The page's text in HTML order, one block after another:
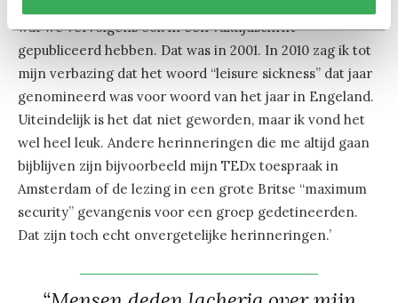
Een masterstudent heeft daar onderzoek naar gedaan,
wat we vervolgens ook in een vaktijdschrift
gepubliceerd hebben. Dat was in 2001. In 2010 zag ik tot
mijn verbazing dat het woord “leisure sickness” dat jaar
genomineerd was voor woord van het jaar in Engeland.
Uiteindelijk is het dat niet geworden, maar ik vond het
wel heel leuk. Andere herinneringen die me altijd gaan
bijblijven zijn bijvoorbeeld mijn TEDx toespraak in
Amsterdam of de lezing in een grote Britse “maximum
security” gevangenis voor een groep gedetineerden.
Dat zijn toch echt onvergetelijke herinneringen.’